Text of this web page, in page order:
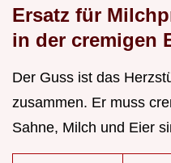
Ersatz für
in der cremigen
Der Guss ist das
zusammen. Er muss
Sahne, Milch und Eier